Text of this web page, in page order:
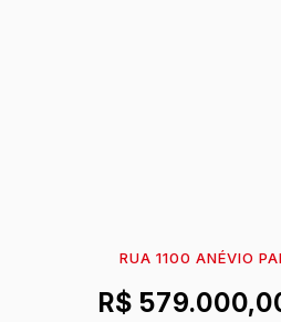
R$
RUA 1100 ANÉVIO